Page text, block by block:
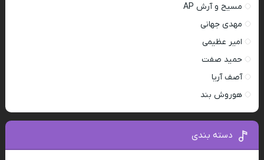
مسیح و آرش AP
مهدی جهانی
امیر عظیمی
حمید صفت
آصف آریا
هوروش بند
دسته بندی